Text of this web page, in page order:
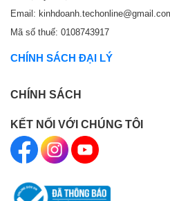
Email:
Mã số thuế: 0108743917
CHÍNH SÁCH ĐẠI LÝ
CHÍNH SÁCH
KẾT NỐI VỚI CHÚNG TÔI